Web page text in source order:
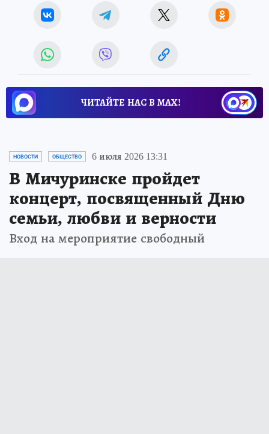
ЧИТАЙТЕ НАС В МАХ!
НОВОСТИ ОБЩЕСТВО 6 июля 2026 13:31
В Мичуринске пройдет
концерт, посвященный Дню
семьи, любви и верности
Вход на мероприятие свободный